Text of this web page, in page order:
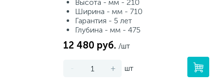
Высота - мм - 210
Ширина - мм - 710
Гарантия - 5 лет
Глубина - мм - 475
12 480 руб. /шт
- + шт